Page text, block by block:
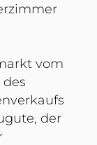
vom
der